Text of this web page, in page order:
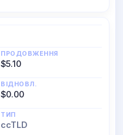
ПРОДОВЖЕННЯ
$5.10
ВІДНОВЛ.
$0.00
ТИП
ccTLD